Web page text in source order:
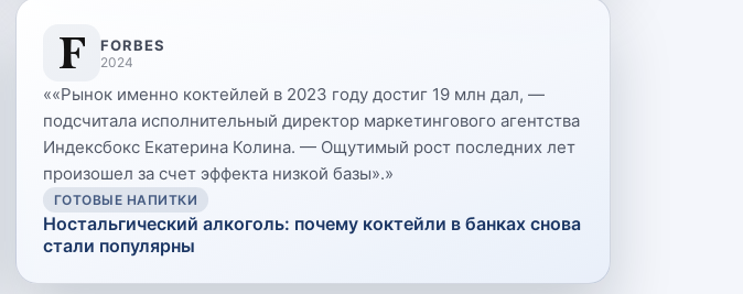
FORBES
2024
««Рынок именно коктейлей в 2023 году достиг 19 млн дал, —
подсчитала исполнительный директор маркетингового агентства
Индексбокс Екатерина Колина. — Ощутимый рост последних лет
произошел за счет эффекта низкой базы».»
ГОТОВЫЕ НАПИТКИ
Ностальгический алкоголь: почему коктейли в банках снова
стали популярны